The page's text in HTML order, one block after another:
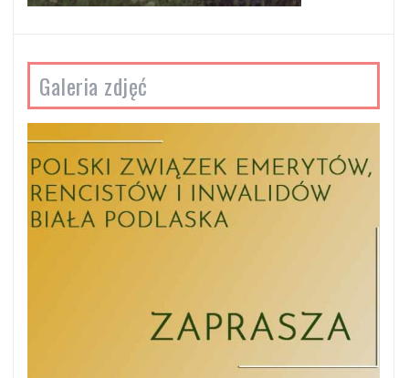
Galeria zdjęć